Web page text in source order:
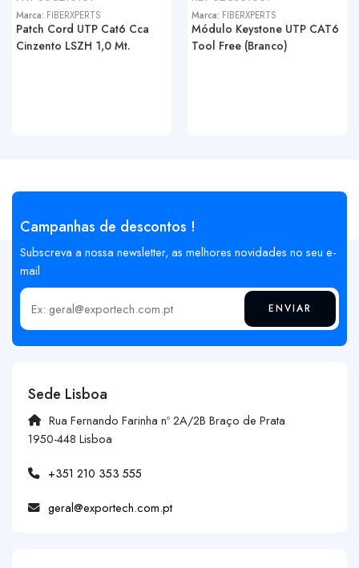
Marca: FIBERXPERTS
Patch Cord UTP Cat6 Cca
Cinzento LSZH 1,0 Mt.
Marca: FIBERXPERTS
Módulo Keystone UTP CAT6
Tool Free (Branco)
Campanhas de descontos !
Subscreva a nossa newsletter, as melhores novidades no seu e-
mail
Insira o seu email ENVIAR
Sede Lisboa
Rua Fernando Farinha nº 2A/2B Braço de Prata
1950-448 Lisboa
+351 210 353 555
geral@exportech.com.pt